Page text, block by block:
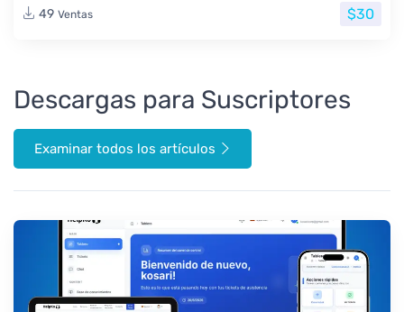
49 Ventas $30
Descargas para Suscriptores
Examinar todos los artículos